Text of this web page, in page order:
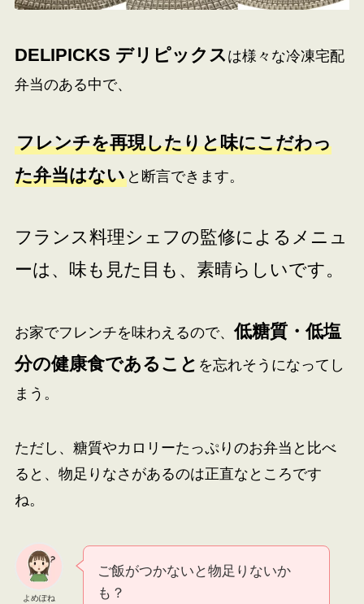
DELIPICKS デリピックス は様々な冷凍宅配
弁当のある中で、
フレンチを再現したりと味にこだわっ
た弁当はないと断言できます。
フランス料理シェフの監修によるメニュ
ーは、味も見た目も、素晴らしいです。
お家でフレンチを味わえるので、低糖質・低塩
分の健康食であること を忘れそうになってし
まう。
ただし、糖質やカロリーたっぷりのお弁当と比べ
ると、物足りなさがあるのは正直なところです
ね。
よめぽね
ご飯がつかないと物足りないか
も？